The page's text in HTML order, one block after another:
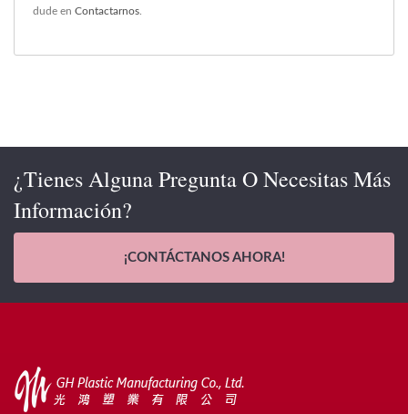
dude en Contactarnos
¿Tienes Alguna Pregunta O Necesitas Más
Información?
¡CONTÁCTANOS AHORA!